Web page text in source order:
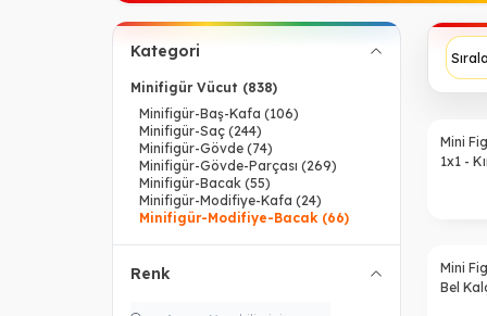
Kategori
Minifigür Vücut (838)
Minifigür-Baş-Kafa (106)
Minifigür-Saç (244)
Minifigür-Gövde (74)
Minifigür-Gövde-Parçası (269)
Minifigür-Bacak (55)
Minifigür-Modifiye-Kafa (24)
Minifigür-Modifiye-Bacak (66)
Renk
Mini
1x1 -
Mini
Bel